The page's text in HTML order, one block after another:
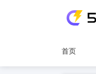
首页